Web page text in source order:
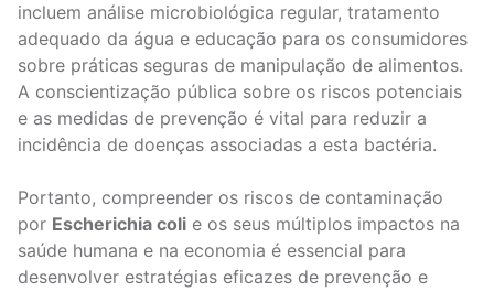
incluem análise microbiológica regular, tratamento
adequado da água e educação para os consumidores
sobre práticas seguras de manipulação de alimentos.
A conscientização pública sobre os riscos potenciais
e as medidas de prevenção é vital para reduzir a
incidência de doenças associadas a esta bactéria.
Portanto, compreender os riscos de contaminação
por Escherichia coli e os seus múltiplos impactos na
saúde humana e na economia é essencial para
desenvolver estratégias eficazes de prevenção e